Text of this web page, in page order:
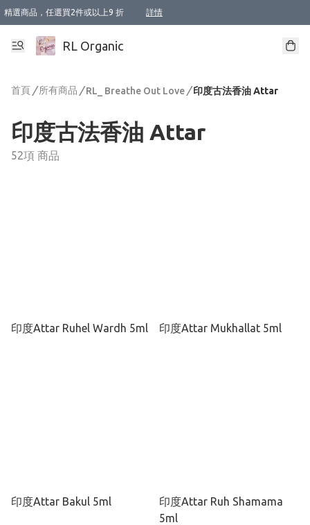
精選商品，任選買2件或以上9 折 詳情
XI周年優惠【新品自由選2件88折/3件85折】
XI周年優惠【Chakra 脈輪平衡自由選2件9折/3件85折/5件8折】
Florame 肌底自由選 2支9折 3支85折
XI周年優惠【蟲蟲退散 · 防衛結界﹞系列2件9折】
Sunki 任選2件95折
BIOFFICINA TOSCANA 任選2支9折 3支85折
Lamav 任選1件9折 2件85折
Mukti Organics 指定產品任選1件9折, 2件88折 3件85折
Intelligent Nutrients Skincare 任選2件9折
deodorant 任選2件88折
化妝品 任選2件95折
XI周年優惠【身心靈單品 任選2件9折/3件85折/5件8折】
XI周年優惠 【精油/香水 任選2件9折/3件85折/5件8折】
XI周年優惠【「關節到肌膚」全效養護 BODY OIL 組2件88折/3件85折】
XI周年優惠【夏日有機物理防曬套裝2件88折】
XI周年優惠【夏日潔面隨意選2件88折/3件85折】
XI周年優惠【逆齡奇蹟抗氧 11 自由選2件88折/3件85折/4件或以上8折】
新會員首次購物即享全單 95 折優惠！
成為VIP / VVIP 可享有生日月現金扣減獎賞優惠 !! 記得去賬户資料填上生日日期啦 !
選用順豐速運，滿$500 免運費
本地速遞 京東 送住宅/ 工商地址 $400 免運費
澳門訂單選用順豐速運，滿$800 免運費
RL Organic
首頁 / 所有商品 / RL_ Breathe Out Love / 印度古法香油 Attar
印度古法香油 Attar
52項 商品
印度Attar Ruhel Wardh 5ml 印度Attar Mukhallat 5ml
印度Attar Bakul 5ml
印度Attar Ruh Shamama
5ml